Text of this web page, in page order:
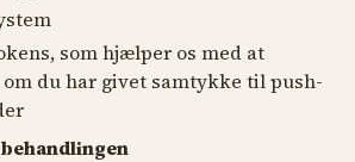
som hjælper os med at
du har givet samtykke til push-